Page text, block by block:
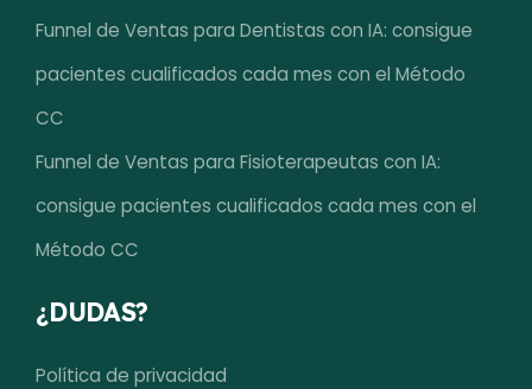
Funnel de Ventas para Dentistas con IA: consigue
pacientes cualificados cada mes con el Método
CC
Funnel de Ventas para Fisioterapeutas con IA:
consigue pacientes cualificados cada mes con el
Método CC
¿DUDAS?
Política de privacidad